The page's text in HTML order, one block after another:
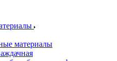
материалы